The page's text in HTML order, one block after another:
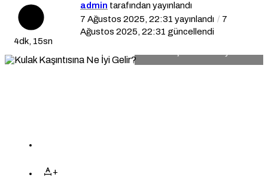
admin tarafından yayınlandı
7 Ağustos 2025, 22:31 yayınlandı
7
Ağustos 2025, 22:31 güncellendi
4dk, 15sn
+